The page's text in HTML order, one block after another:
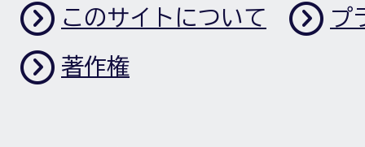
このサイトについて プ
著作権